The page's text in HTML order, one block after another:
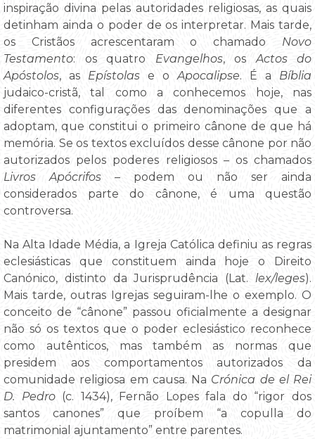
inspiração divina pelas autoridades religiosas, as quais
detinham ainda o poder de os interpretar. Mais tarde,
os Cristãos acrescentaram o chamado Novo
Testamento: os quatro Evangelhos, os Actos do
Apóstolos, as Epístolas e o Apocalipse. É a Bíblia
judaico-cristã, tal como a conhecemos hoje, nas
diferentes configurações das denominações que a
adoptam, que constitui o primeiro cânone de que há
memória. Se os textos excluídos desse cânone por não
autorizados pelos poderes religiosos – os chamados
Livros Apócrifos – podem ou não ser ainda
considerados parte do cânone, é uma questão
controversa.
Na Alta Idade Média, a Igreja Católica definiu as regras
eclesiásticas que constituem ainda hoje o Direito
Canónico, distinto da Jurisprudência (Lat. lex/leges).
Mais tarde, outras Igrejas seguiram-lhe o exemplo. O
conceito de “cânone” passou oficialmente a designar
não só os textos que o poder eclesiástico reconhece
como autênticos, mas também as normas que
presidem aos comportamentos autorizados da
comunidade religiosa em causa. Na Crónica de el Rei
D. Pedro(c. 1434), Fernão Lopes fala do “rigor dos
santos canones” que proíbem “a copulla do
matrimonial ajuntamento” entre parentes.